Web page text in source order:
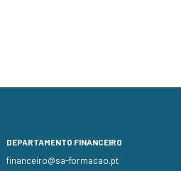
DEPARTAMENTO FINANCEIRO
financeiro@sa-formacao.pt